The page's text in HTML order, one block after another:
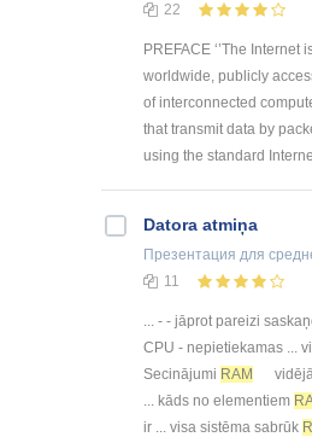
22
PREFACE ‘’The Internet
worldwide, publicly
of interconnected
that transmit data by
using the standard
Datora atmiņa
Презентация для
11
... - - jāprot pareizi
CPU - nepietiekamas ...
Secinājumi RAM
... kāds no elementiem
ir ... visa sistēma sabrūk